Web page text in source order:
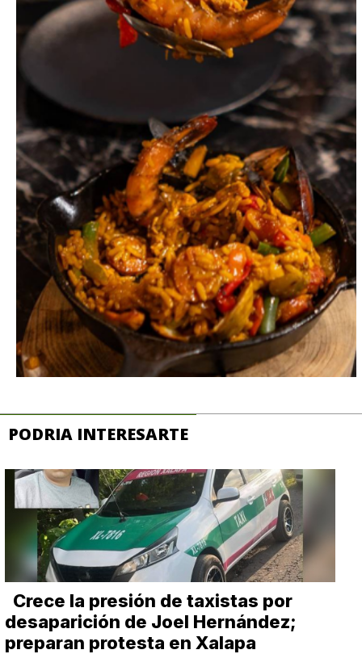
PODRIA INTERESARTE
Crece la presión de taxistas por
desaparición de Joel Hernández;
preparan protesta en Xalapa